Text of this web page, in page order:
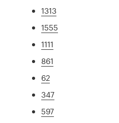
1313
1555
1111
861
62
347
597